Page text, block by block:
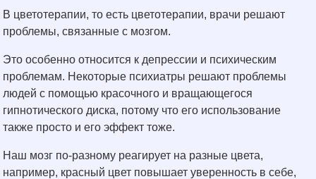
В цветотерапии, то есть цветотерапии, врачи решают
проблемы, связанные с мозгом.
Это особенно относится к депрессии и психическим
проблемам. Некоторые психиатры решают проблемы
людей с помощью красочного и вращающегося
гипнотического диска, потому что его использование
также просто и его эффект тоже.
Наш мозг по-разному реагирует на разные цвета,
например, красный цвет повышает уверенность в себе,